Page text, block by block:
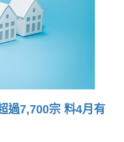
過7,700宗 料4月有